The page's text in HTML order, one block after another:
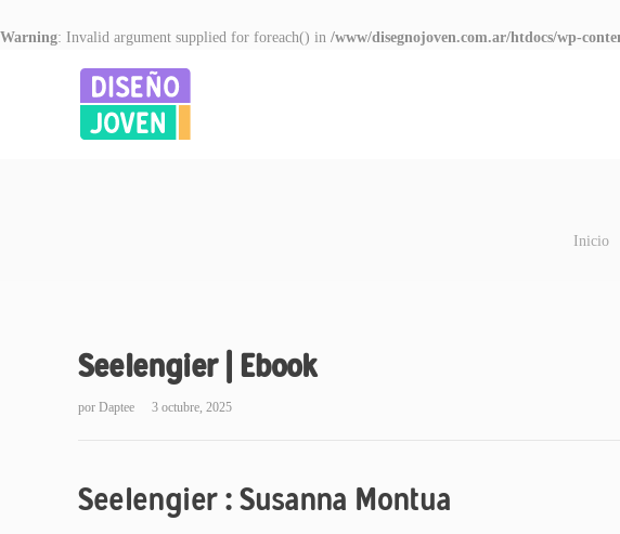
Warning: Invalid argument supplied for foreach() in /www/disegnojoven.com.ar/htdocs/wp-
Inicio
Seelengier | Ebook
por Daptee 3 octubre, 2025
Seelengier : Susanna Montua